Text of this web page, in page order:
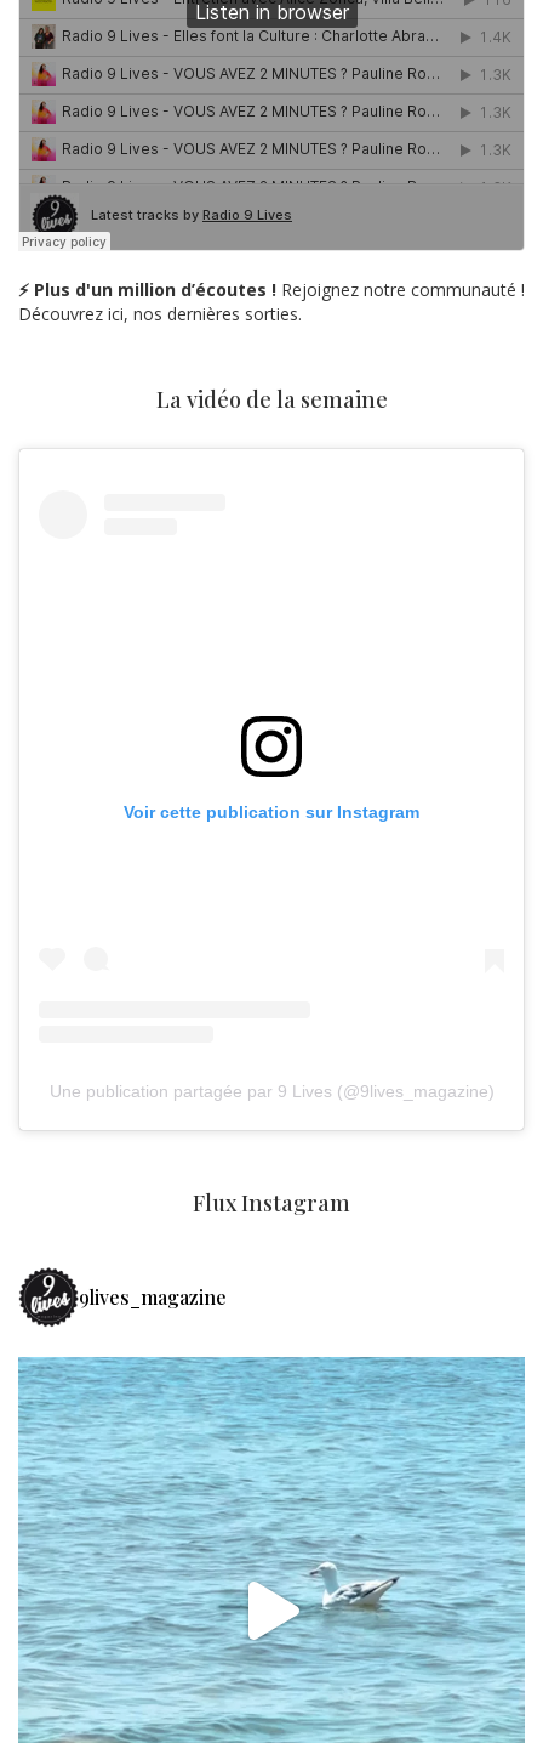
⚡ Plus d'un million d’écoutes ! Rejoignez notre communauté !
Découvrez ici, nos dernières sorties.
La vidéo de la semaine
Voir cette publication sur Instagram
Une publication partagée par 9 Lives (@9lives_magazine)
Flux Instagram
9lives_magazine